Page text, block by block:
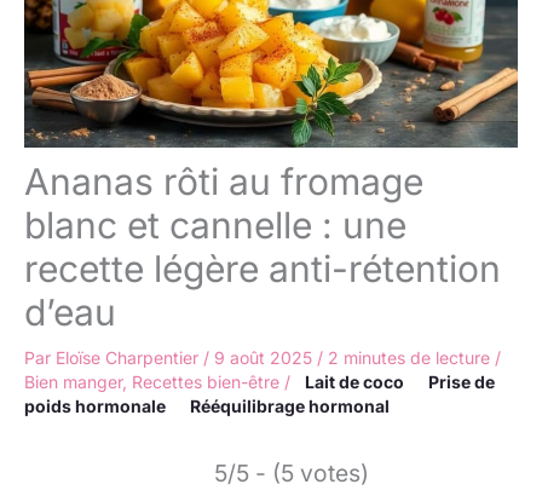
Ananas rôti au fromage
blanc et cannelle : une
recette légère anti-rétention
d’eau
Par Eloïse Charpentier / 9 août 2025 / 2 minutes de lecture /
Bien manger, Recettes bien-être / Lait de coco
Prise de
poids hormonale
Rééquilibrage hormonal
5/5 - (5 votes)